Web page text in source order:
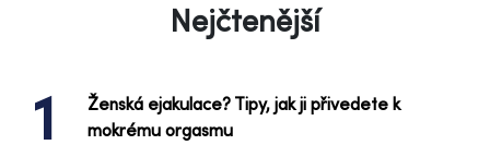
Nejčtenější
1
Ženská ejakulace? Tipy, jak ji přivedete k
mokrému orgasmu